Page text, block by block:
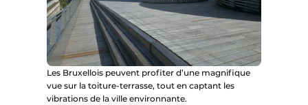
Les Bruxellois peuvent profiter d’une magnifique
vue sur la toiture-terrasse, tout en captant les
vibrations de la ville environnante.